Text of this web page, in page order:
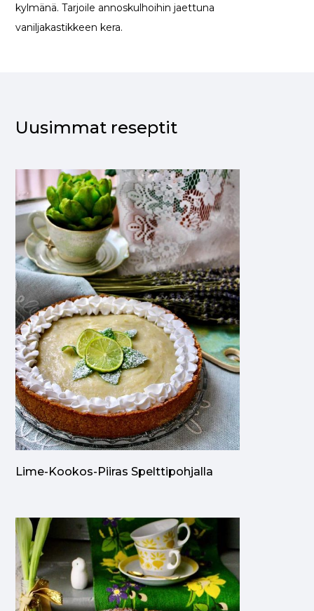
kylmänä. Tarjoile annoskulhoihin jaettuna
vaniljakastikkeen kera.
Uusimmat reseptit
Lime-Kookos-Piiras Spelttipohjalla